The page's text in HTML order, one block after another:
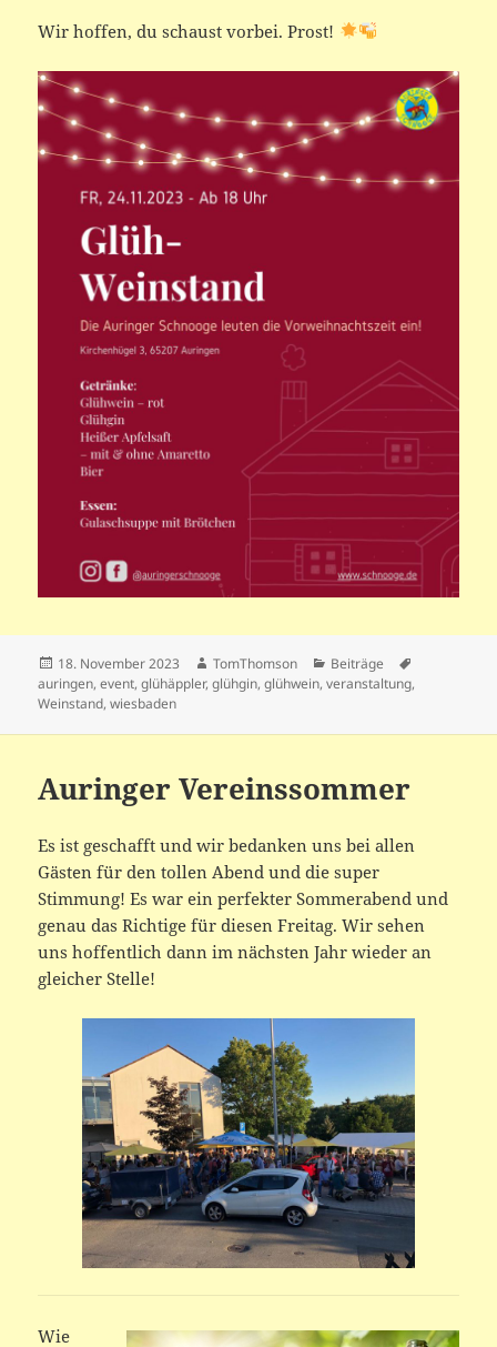
Wir hoffen, du schaust vorbei. Prost!
Veröffentlicht
am
18. November 2023 Autor
TomThomson Kategorien
Beiträge
auringen,event,glühäppler,glühgin,glühwein,veranstaltung,
Weinstand,wiesbaden
Auringer Vereinssommer
Es ist geschafft und wir bedanken uns bei allen
Gästen für den tollen Abend und die super
Stimmung! Es war ein perfekter Sommerabend und
genau das Richtige für diesen Freitag. Wir sehen
uns hoffentlich dann im nächsten Jahr wieder an
gleicher Stelle!
Wie